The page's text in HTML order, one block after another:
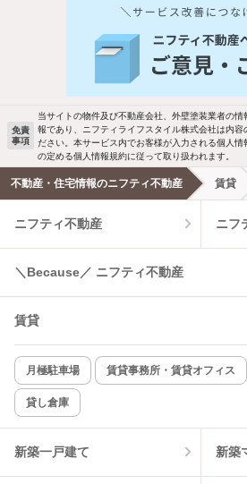
免責
事項
当サイトの物件及び不動産会社、外壁塗装業者の
報であり、ニフティライフスタイル株式会社は内容
ださい。本サービス内でお客様が入力される個人
の定める個人情報規約に従って取り扱われます。
不動産・住宅情報のニフティ不動産 賃貸
ニフティ不動産 ニフ
＼Because／ ニフティ不動産
賃貸
月極駐車場 賃貸事務所・賃貸オフィス
貸し倉庫
新築一戸建て 新築